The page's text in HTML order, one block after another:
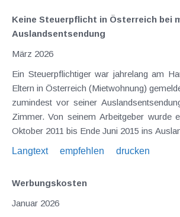
Keine Steuerpflicht in Österreich bei
Auslandsentsendung
März 2026
Ein Steuerpflichtiger war jahrelang am
Eltern in Österreich (Mietwohnung)
zumindest vor seiner
Zimmer. Von seinem Arbeitgeber wurde
Oktober 2011 bis Ende Juni 2015 ins
Langtext
empfehlen drucken
Werbungskosten
Januar 2026